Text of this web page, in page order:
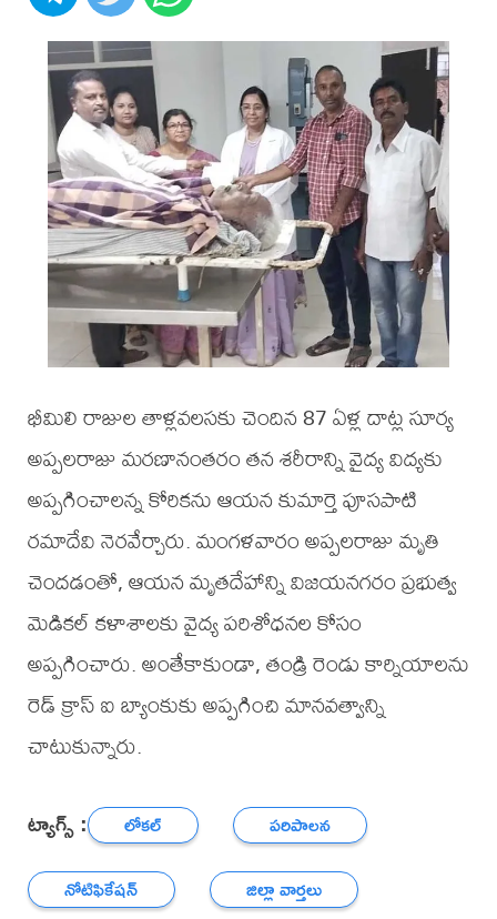
భీమిలి రాజుల తాళ్లవలసకు చెందిన 87 ఏళ్ల దాట్ల సూర్య
అప్పలరాజు మరణానంతరం తన శరీరాన్ని వైద్య విద్యకు
అప్పగించాలన్న కోరికను ఆయన కుమార్తె పూసపాటి
రమాదేవి నెరవేర్చారు. మంగళవారం అప్పలరాజు మృతి
చెందడంతో, ఆయన మృతదేహాన్ని విజయనగరం ప్రభుత్వ
మెడికల్ కళాశాలకు వైద్య పరిశోధనల కోసం
అప్పగించారు. అంతేకాకుండా, తండ్రి రెండు కార్నియాలను
రెడ్ క్రాస్ ఐ బ్యాంకుకు అప్పగించి మానవత్వాన్ని
చాటుకున్నారు.
ట్యాగ్స్ : లోకల్
పరిపాలన
నోటిఫికేషన్
జిల్లా వార్తలు